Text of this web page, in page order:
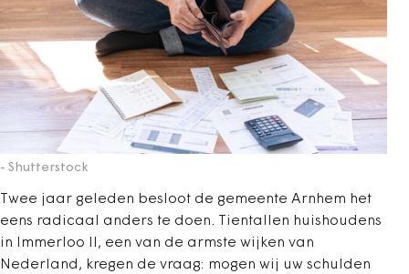
- Shutterstock
Twee jaar geleden besloot de gemeente Arnhem het
eens radicaal anders te doen. Tientallen huishoudens
in Immerloo II, een van de armste wijken van
Nederland, kregen de vraag: mogen wij uw schulden